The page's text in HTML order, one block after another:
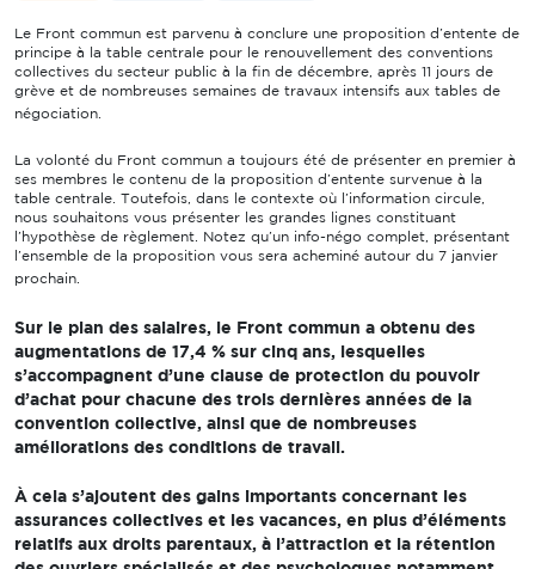
Le Front commun est parvenu à conclure une proposition d’entente de
principe à la table centrale pour le renouvellement des conventions
collectives du secteur public à la fin de décembre, après 11 jours de
grève et de nombreuses semaines de travaux intensifs aux tables de
négociation.
La volonté du Front commun a toujours été de présenter en premier à
ses membres le contenu de la proposition d’entente survenue à la
table centrale. Toutefois, dans le contexte où l’information circule,
nous souhaitons vous présenter les grandes lignes constituant
l’hypothèse de règlement. Notez qu’un info-négo complet, présentant
l’ensemble de la proposition vous sera acheminé autour du 7 janvier
prochain.
Sur le plan des salaires, le Front commun a obtenu des
augmentations de 17,4 % sur cinq ans, lesquelles
s’accompagnent d’une clause de protection du pouvoir
d’achat pour chacune des trois dernières années de la
convention collective, ainsi que de nombreuses
améliorations des conditions de travail.
À cela s’ajoutent des gains importants concernant les
assurances collectives et les vacances, en plus d’éléments
relatifs aux droits parentaux, à l’attraction et la rétention